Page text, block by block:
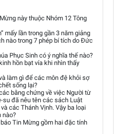
này thuộc Nhóm 12 Tông
mấy lần trong gần 3 năm giảng
nào trong 7 phép bí tích do Đức
Phục Sinh có ý nghĩa thế nào?
hồn bạt vía khi nhìn thấy
làm gì để các môn đệ khỏi sợ
sống lại?
bằng chứng về việc Người từ
su đã nêu tên các sách Luật
các Thánh Vịnh. Vậy ba loại
nào?
Tin Mừng gồm hai đặc tính